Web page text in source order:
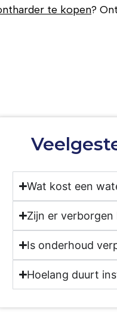
te kopen?
Wat kost een
Zijn er verborgen
Is onderhoud
Hoelang duurt